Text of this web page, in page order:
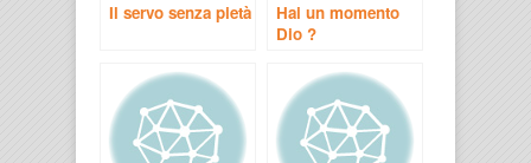
Il servo senza pietà
Hai un momento
Dio ?